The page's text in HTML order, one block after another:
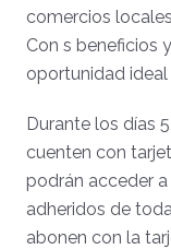
comercios
Con s beneficios
oportunidad ideal
Durante los días
cuenten con
podrán acceder
adheridos de
abonen con la